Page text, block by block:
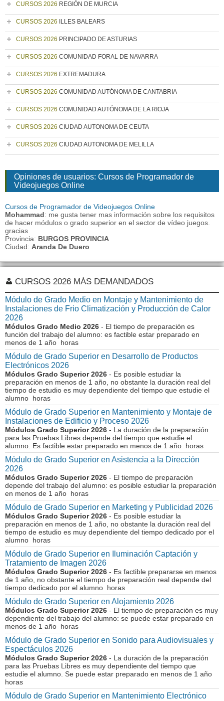
CURSOS 2026 REGIÓN DE MURCIA
CURSOS 2026 ILLES BALEARS
CURSOS 2026 PRINCIPADO DE ASTURIAS
CURSOS 2026 COMUNIDAD FORAL DE NAVARRA
CURSOS 2026 EXTREMADURA
CURSOS 2026 COMUNIDAD AUTÓNOMA DE CANTABRIA
CURSOS 2026 COMUNIDAD AUTÓNOMA DE LA RIOJA
CURSOS 2026 CIUDAD AUTONOMA DE CEUTA
CURSOS 2026 CIUDAD AUTONOMA DE MELILLA
Opiniones de usuarios: Cursos de Programador de
Videojuegos Online
Cursos de Programador de Videojuegos Online
Mohammad: me gusta tener mas información sobre los requisitos
de hacer módulos o grado superior en el sector de vídeo juegos.
gracias
Provincia: BURGOS PROVINCIA
Ciudad: Aranda De Duero
CURSOS 2026 MÁS DEMANDADOS
Módulo de Grado Medio en Montaje y Mantenimiento de
Instalaciones de Frio Climatización y Producción de Calor
2026
Módulos Grado Medio 2026 - El tiempo de preparación es
función del trabajo del alumno: es factible estar preparado en
menos de 1 año horas
Módulo de Grado Superior en Desarrollo de Productos
Electrónicos 2026
Módulos Grado Superior 2026 - Es posible estudiar la
preparación en menos de 1 año, no obstante la duración real del
tiempo de estudio es muy dependiente del tiempo que estudie el
alumno horas
Módulo de Grado Superior en Mantenimiento y Montaje de
Instalaciones de Edificio y Proceso 2026
Módulos Grado Superior 2026 - La duración de la preparación
para las Pruebas Libres depende del tiempo que estudie el
alumno. Es factible estar preparado en menos de 1 año horas
Módulo de Grado Superior en Asistencia a la Dirección
2026
Módulos Grado Superior 2026 - El tiempo de preparación
depende del trabajo del alumno: es posible estudiar la preparación
en menos de 1 año horas
Módulo de Grado Superior en Marketing y Publicidad 2026
Módulos Grado Superior 2026 - Es posible estudiar la
preparación en menos de 1 año, no obstante la duración real del
tiempo de estudio es muy dependiente del tiempo dedicado por el
alumno horas
Módulo de Grado Superior en Iluminación Captación y
Tratamiento de Imagen 2026
Módulos Grado Superior 2026 - Es factible prepararse en menos
de 1 año, no obstante el tiempo de preparación real depende del
tiempo dedicado por el alumno horas
Módulo de Grado Superior en Alojamiento 2026
Módulos Grado Superior 2026 - El tiempo de preparación es muy
dependiente del trabajo del alumno: se puede estar preparado en
menos de 1 año horas
Módulo de Grado Superior en Sonido para Audiovisuales y
Espectáculos 2026
Módulos Grado Superior 2026 - La duración de la preparación
para las Pruebas Libres es muy dependiente del tiempo que
estudie el alumno. Se puede estar preparado en menos de 1 año
horas
Módulo de Grado Superior en Mantenimiento Electrónico